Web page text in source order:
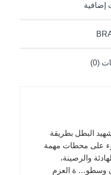
إضافية
(0)
البطل بطريقة
على محطات مهمة
والرصينة،
وسطو… ة العزم